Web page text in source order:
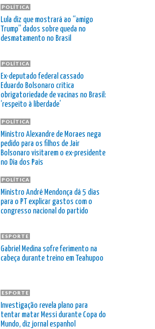
POLÍTICA
Lula diz que mostrará ao “amigo
Trump” dados sobre queda no
desmatamento no Brasil
POLÍTICA
Ex-deputado federal cassado
Eduardo Bolsonaro critica
obrigatoriedade de vacinas no Brasil:
‘respeito à liberdade’
POLÍTICA
Ministro Alexandre de Moraes nega
pedido para os filhos de Jair
Bolsonaro visitarem o ex-presidente
no Dia dos Pais
POLÍTICA
Ministro André Mendonça dá 5 dias
para o PT explicar gastos com o
congresso nacional do partido
ESPORTE
Gabriel Medina sofre ferimento na
cabeça durante treino em Teahupoo
ESPORTE
Investigação revela plano para
tentar matar Messi durante Copa do
Mundo, diz jornal espanhol